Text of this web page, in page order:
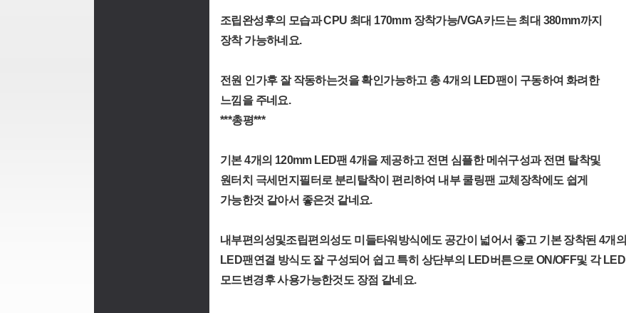
조립완성후의 모습과 CPU 최대 170mm 장착가능/VGA카드는 최대 380mm까지
장착 가능하네요.
전원 인가후 잘 작동하는것을 확인가능하고 총 4개의 LED팬이 구동하여 화려한
느낌을 주네요.
***총평***
기본 4개의 120mm LED팬 4개을 제공하고 전면 심플한 메쉬구성과 전면 탈착및
원터치 극세먼지필터로 분리탈착이 편리하여 내부 쿨링팬 교체장착에도 쉽게
가능한것 같아서 좋은것 같네요.
내부편의성및조립편의성도 미들타워방식에도 공간이 넓어서 좋고 기본 장착된 4개의
LED팬연결 방식도 잘 구성되어 쉽고 특히 상단부의 LED버튼으로 ON/OFF및 각 LED
모드변경후 사용가능한것도 장점 같네요.